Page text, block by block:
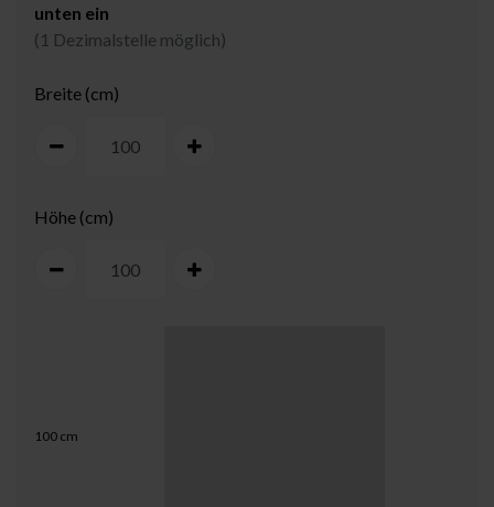
unten ein
(1 Dezimalstelle möglich)
Breite (cm)
Höhe (cm)
100 cm